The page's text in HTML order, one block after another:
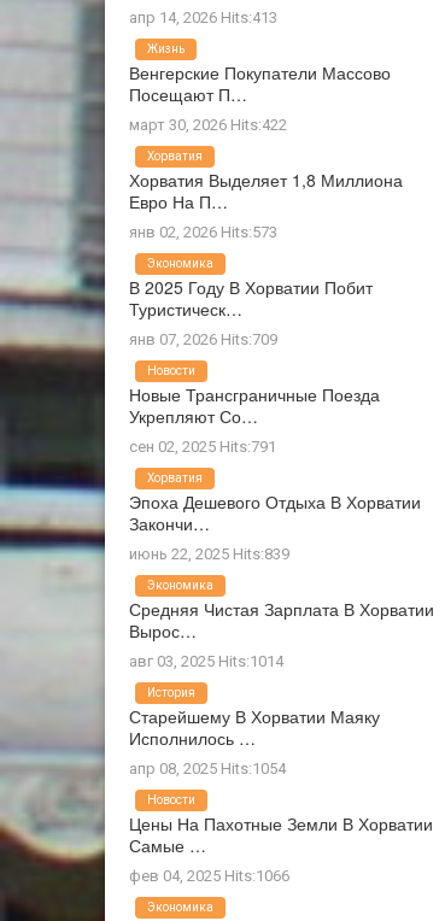
апр 14, 2026 Hits:413
Венгерские Покупатели Массово
Посещают П…
март 30, 2026 Hits:422
Жизнь
Хорватия Выделяет 1,8 Миллиона
Евро На П…
янв 02, 2026 Hits:573
Хорватия
В 2025 Году В Хорватии Побит
Туристическ…
янв 07, 2026 Hits:709
Экономика
Новые Трансграничные Поезда
Укрепляют Со…
сен 02, 2025 Hits:791
Новости
Эпоха Дешевого Отдыха В Хорватии
Закончи…
июнь 22, 2025 Hits:839
Хорватия
Средняя Чистая Зарплата В Хорватии
Вырос…
авг 03, 2025 Hits:1014
Экономика
Старейшему В Хорватии Маяку
Исполнилось …
апр 08, 2025 Hits:1054
История
Цены На Пахотные Земли В Хорватии
Самые …
фев 04, 2025 Hits:1066
Новости
Экономика